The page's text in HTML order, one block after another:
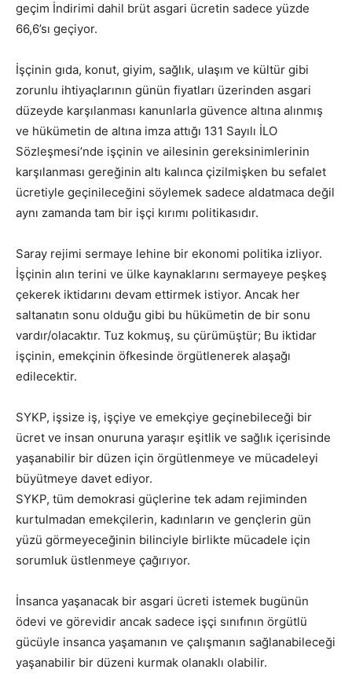
geçim İndirimi dahil brüt asgari ücretin sadece yüzde
66,6’sı geçiyor.
İşçinin gıda, konut, giyim, sağlık, ulaşım ve kültür gibi
zorunlu ihtiyaçlarının günün fiyatları üzerinden asgari
düzeyde karşılanması kanunlarla güvence altına alınmış
ve hükümetin de altına imza attığı 131 Sayılı İLO
Sözleşmesi’nde işçinin ve ailesinin gereksinimlerinin
karşılanması gereğinin altı kalınca çizilmişken bu sefalet
ücretiyle geçinileceğini söylemek sadece aldatmaca değil
aynı zamanda tam bir işçi kırımı politikasıdır.
Saray rejimi sermaye lehine bir ekonomi politika izliyor.
İşçinin alın terini ve ülke kaynaklarını sermayeye peşkeş
çekerek iktidarını devam ettirmek istiyor. Ancak her
saltanatın sonu olduğu gibi bu hükümetin de bir sonu
vardır/olacaktır. Tuz kokmuş, su çürümüştür; Bu iktidar
işçinin, emekçinin öfkesinde örgütlenerek alaşağı
edilecektir.
SYKP, işsize iş, işçiye ve emekçiye geçinebileceği bir
ücret ve insan onuruna yaraşır eşitlik ve sağlık içerisinde
yaşanabilir bir düzen için örgütlenmeye ve mücadeleyi
büyütmeye davet ediyor.
SYKP, tüm demokrasi güçlerine tek adam rejiminden
kurtulmadan emekçilerin, kadınların ve gençlerin gün
yüzü görmeyeceğinin bilinciyle birlikte mücadele için
sorumluk üstlenmeye çağırıyor.
İnsanca yaşanacak bir asgari ücreti istemek bugünün
ödevi ve görevidir ancak sadece işçi sınıfının örgütlü
gücüyle insanca yaşamanın ve çalışmanın sağlanabileceği
yaşanabilir bir düzeni kurmak olanaklı olabilir.